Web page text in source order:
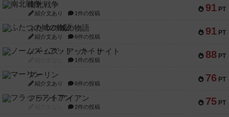
91 PT
南北戦争
紹介文あり 1件の投稿
91 PT
ふたつの城の物語
紹介文あり 6件の投稿
88 PT
ノームズ・アット・ナイト
1件の投稿
76 PT
マーリン
紹介文あり 6件の投稿
75 PT
フラットアイアン
2件の投稿